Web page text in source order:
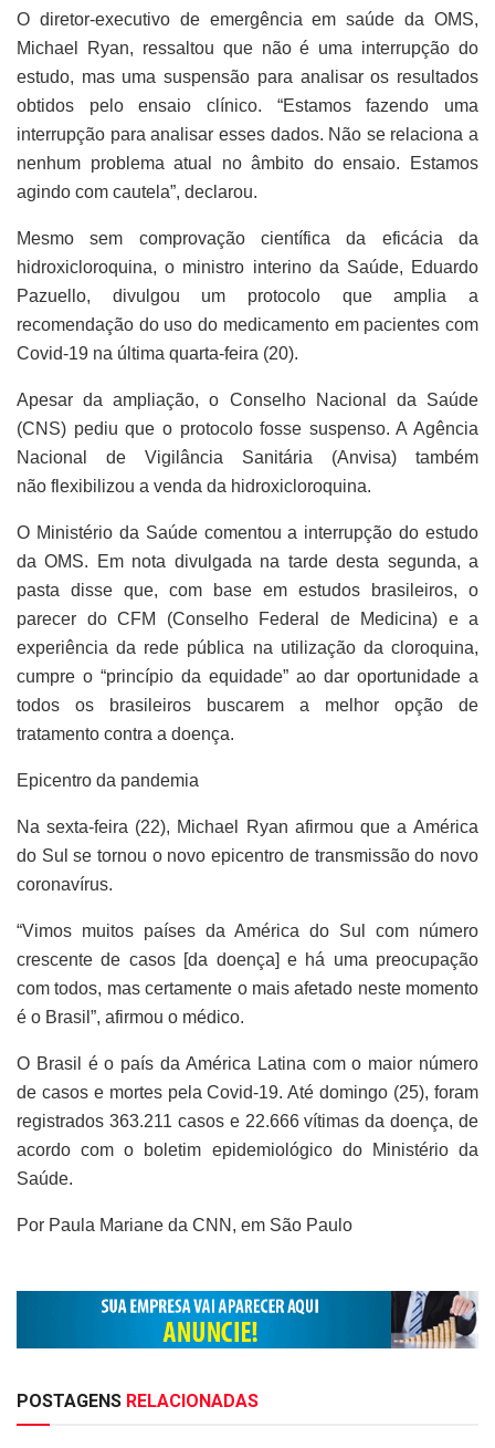
O diretor-executivo de emergência em saúde da OMS,
Michael Ryan, ressaltou que não é uma interrupção do
estudo, mas uma suspensão para analisar os resultados
obtidos pelo ensaio clínico. “Estamos fazendo uma
interrupção para analisar esses dados. Não se relaciona a
nenhum problema atual no âmbito do ensaio. Estamos
agindo com cautela”, declarou.
Mesmo sem comprovação científica da eficácia da
hidroxicloroquina, o ministro interino da Saúde, Eduardo
Pazuello, divulgou um protocolo que amplia a
recomendação do uso do medicamento em pacientes com
Covid-19 na última quarta-feira (20).
Apesar da ampliação, o Conselho Nacional da Saúde
(CNS) pediu que o protocolo fosse suspenso. A Agência
Nacional de Vigilância Sanitária (Anvisa) também
não flexibilizou a venda da hidroxicloroquina.
O Ministério da Saúde comentou a interrupção do estudo
da OMS. Em nota divulgada na tarde desta segunda, a
pasta disse que, com base em estudos brasileiros, o
parecer do CFM (Conselho Federal de Medicina) e a
experiência da rede pública na utilização da cloroquina,
cumpre o “princípio da equidade” ao dar oportunidade a
todos os brasileiros buscarem a melhor opção de
tratamento contra a doença.
Epicentro da pandemia
Na sexta-feira (22), Michael Ryan afirmou que a América
do Sul se tornou o novo epicentro de transmissão do novo
coronavírus.
“Vimos muitos países da América do Sul com número
crescente de casos [da doença] e há uma preocupação
com todos, mas certamente o mais afetado neste momento
é o Brasil”, afirmou o médico.
O Brasil é o país da América Latina com o maior número
de casos e mortes pela Covid-19. Até domingo (25), foram
registrados 363.211 casos e 22.666 vítimas da doença, de
acordo com o boletim epidemiológico do Ministério da
Saúde.
Por Paula Mariane da CNN, em São Paulo
POSTAGENS RELACIONADAS